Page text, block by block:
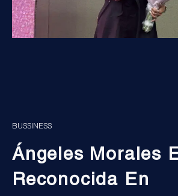
BUSSINESS
Ángeles Morales
Reconocida En